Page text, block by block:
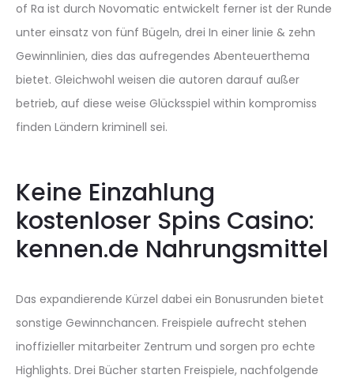
of Ra ist durch Novomatic entwickelt ferner ist der Runde
unter einsatz von fünf Bügeln, drei In einer linie & zehn
Gewinnlinien, dies das aufregendes Abenteuerthema
bietet. Gleichwohl weisen die autoren darauf außer
betrieb, auf diese weise Glücksspiel within kompromiss
finden Ländern kriminell sei.
Keine Einzahlung
kostenloser Spins Casino:
kennen.de Nahrungsmittel
Das expandierende Kürzel dabei ein Bonusrunden bietet
sonstige Gewinnchancen. Freispiele aufrecht stehen
inoffizieller mitarbeiter Zentrum und sorgen pro echte
Highlights. Drei Bücher starten Freispiele, nachfolgende